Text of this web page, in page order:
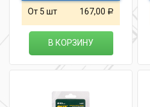
От 5 шт 167,00 Р
В КОРЗИНУ